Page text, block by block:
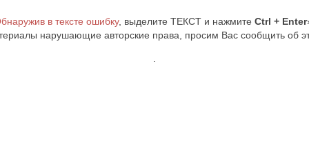
в тексте ошибку, выделите ТЕКСТ и нажмите Ctrl + Enter
нарушающие авторские права, просим Вас сообщить об